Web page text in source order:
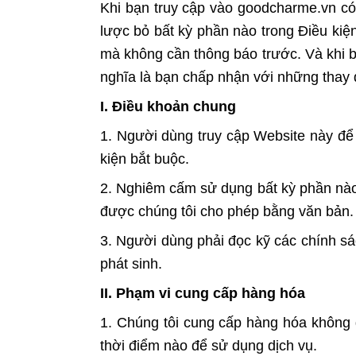
Khi bạn truy cập vào goodcharme.vn
lược bỏ bất kỳ phần nào trong Điều
mà không cần thông báo trước. Và khi
nghĩa là bạn chấp nhận với những
I. Điều khoản chung
1. Người dùng truy cập Website này
kiện bắt buộc.
2. Nghiêm cấm sử dụng bất kỳ phần
được chúng tôi cho phép bằng văn bản.
3. Người dùng phải đọc kỹ các chính
phát sinh.
II. Phạm vi cung cấp hàng hóa
1. Chúng tôi cung cấp hàng hóa
thời điểm nào để sử dụng dịch vụ.